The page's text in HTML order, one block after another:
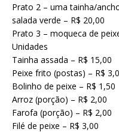
Prato 2 – uma tainha/
salada verde – R$ 20,00
Prato 3 – moqueca de
Unidades
Tainha assada – R$ 15,00
Peixe frito (postas) – R$
Bolinho de peixe – R$ 1,50
Arroz (porção) – R$ 2,00
Farofa (porção) – R$ 2,00
Filé de peixe – R$ 3,00